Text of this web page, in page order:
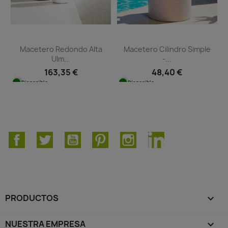
Macetero Redondo Alta
Ulm...
163,35 €
Disponible
Macetero Cilindro Simple
-...
48,40 €
Disponible
FacebookTwitter YouTube PinterestInstagramLinkedIn
PRODUCTOS 
NUESTRA EMPRESA 